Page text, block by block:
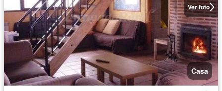
Ver foto
Casa